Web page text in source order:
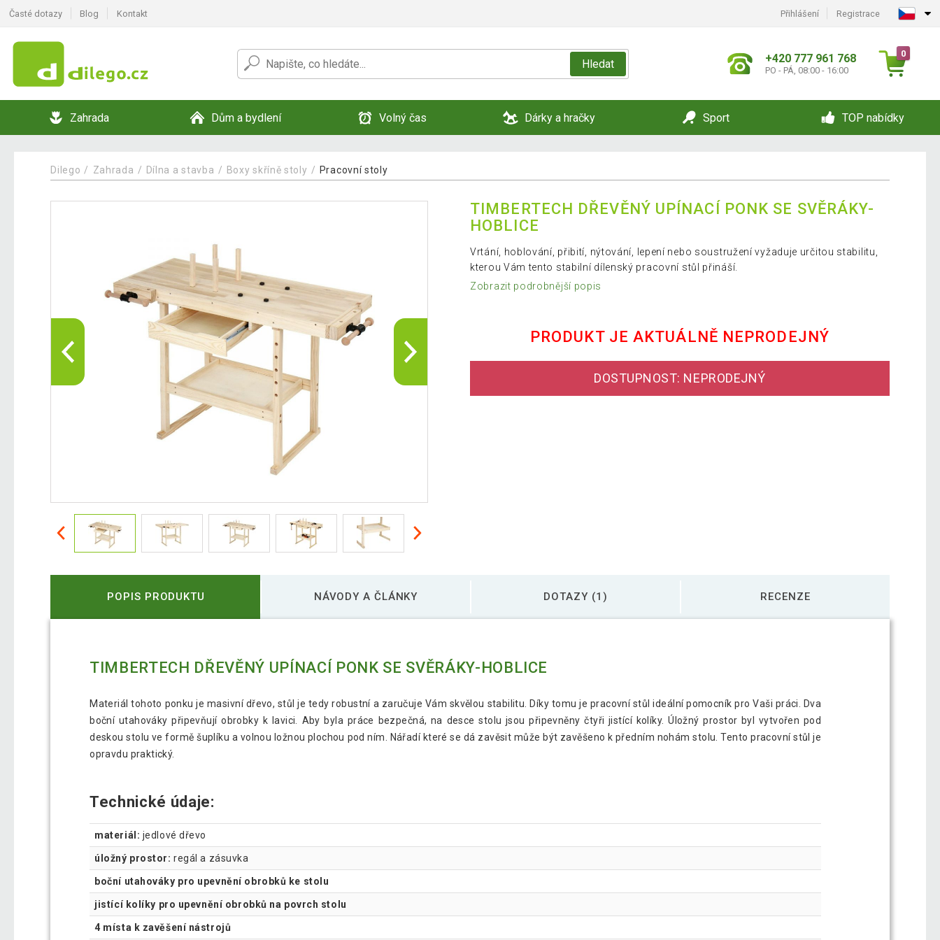
Časté dotazy Blog Kontakt Přihlášení Registrace
Hledat +420 777 961 768
PO - PÁ, 08:00 - 16:00
0
Zahrada Dům a bydlení Volný čas Dárky a hračky Sport TOP nabídky
Dilego Zahrada Dílna a stavba Boxy skříně stoly Pracovní stoly
TIMBERTECH DŘEVĚNÝ UPÍNACÍ PONK SE SVĚRÁKY-
HOBLICE
Vrtání, hoblování, přibití, nýtování, lepení nebo soustružení vyžaduje určitou stabilitu,
kterou Vám tento stabilní dílenský pracovní stůl přináší.
Zobrazit podrobnější popis
PRODUKT JE AKTUÁLNĚ NEPRODEJNÝ
DOSTUPNOST: NEPRODEJNÝ
POPIS PRODUKTU NÁVODY A ČLÁNKY DOTAZY (1) RECENZE
TIMBERTECH DŘEVĚNÝ UPÍNACÍ PONK SE SVĚRÁKY-HOBLICE
Materiál tohoto ponku je masivní dřevo, stůl je tedy robustní a zaručuje Vám skvělou stabilitu. Díky tomu je pracovní stůl ideální pomocník pro Vaši práci. Dva
boční utahováky připevňují obrobky k lavici. Aby byla práce bezpečná, na desce stolu jsou připevněny čtyři jistící kolíky. Úložný prostor byl vytvořen pod
deskou stolu ve formě šuplíku a volnou ložnou plochou pod ním. Nářadí které se dá zavěsit může být zavěšeno k předním nohám stolu. Tento pracovní stůl je
opravdu praktický.
Technické údaje:
materiál: jedlové dřevo
úložný prostor: regál a zásuvka
boční utahováky pro upevnění obrobků ke stolu
jistící kolíky pro upevnění obrobků na povrch stolu
4 místa k zavěšení nástrojů